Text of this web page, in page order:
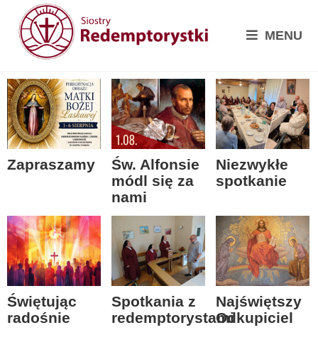
MENU
Zapraszamy
Św. Alfonsie
módl się za
nami
Niezwykłe
spotkanie
Świętując
radośnie
Spotkania z
redemptorystami
Najświętszy
Odkupiciel